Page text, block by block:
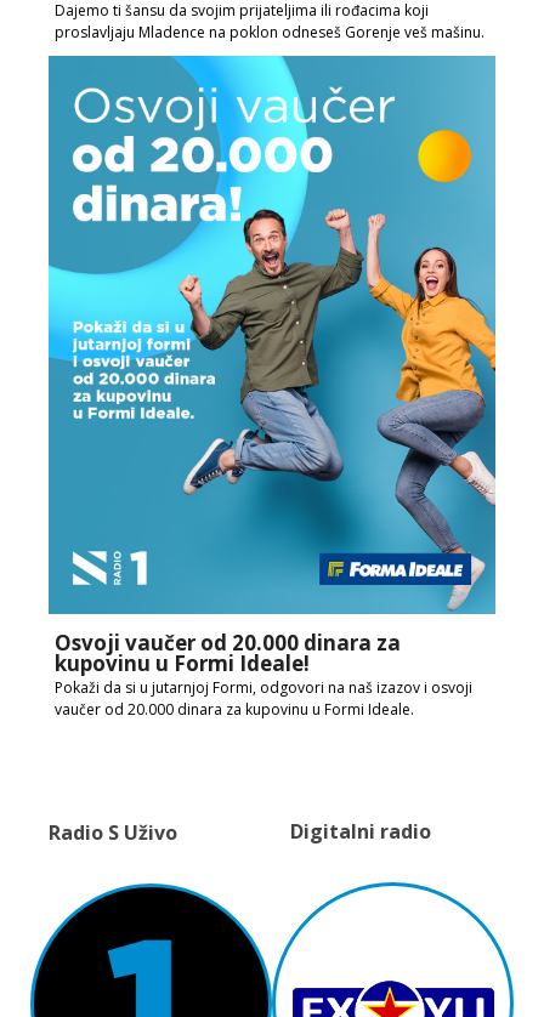
Dajemo ti šansu da svojim prijateljima ili rođacima koji
proslavljaju Mladence na poklon odneseš Gorenje veš mašinu.
Osvoji vaučer od 20.000 dinara za
kupovinu u Formi Ideale!
Pokaži da si u jutarnjoj Formi, odgovori na naš izazov i osvoji
vaučer od 20.000 dinara za kupovinu u Formi Ideale.
Radio S Uživo Digitalni radio